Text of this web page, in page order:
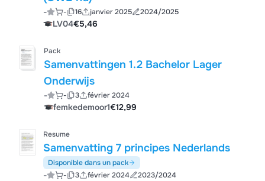
- - 16 janvier 2025 2024/2025
LV04€5,46
Pack
Samenvattingen 1.2 Bachelor Lager
Onderwijs
- - 3 février 2024
femkedemoor1€12,99
Resume
Samenvatting 7 principes Nederlands
Disponible dans un pack
- - 3 février 2024 2023/2024